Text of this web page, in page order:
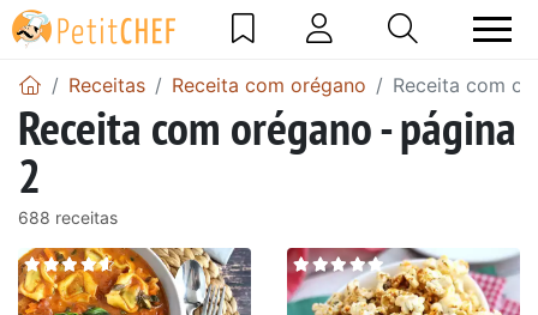
Receitas Receita com orégano Receita com
Receita com orégano - página
2
688 receitas